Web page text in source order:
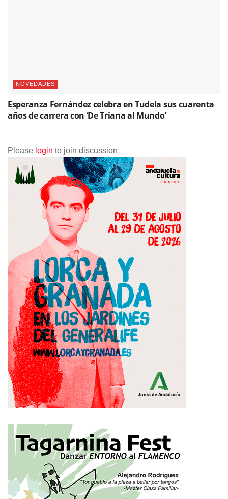
NOVEDADES
Esperanza Fernández celebra en Tudela sus cuarenta
años de carrera con ‘De Triana al Mundo’
Please login to join discussion